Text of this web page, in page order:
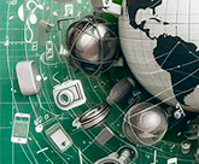
Защита
Системы